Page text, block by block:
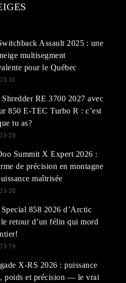
Assault 2025 : une
multisegment
pour le Québec
31
RE 3700 2027 avec
850 E-TEC Turbo R : c’est
tu as?
23
Summit X Expert 2026 :
de précision en montagne
maîtrisée
20
858 2026 d’Arctic
retour d’un félin qui mord
19
X-RS 2026 : puissance
poids et précision — le vrai